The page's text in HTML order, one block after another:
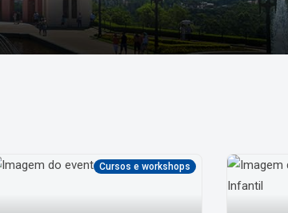
Cursos e workshops